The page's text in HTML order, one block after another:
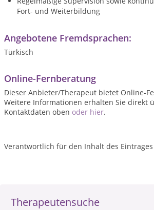
Therapeutensuche
Fort- und Weiterbildung
Angebotene Fremdsprachen:
Türkisch
Online-Fernberatung
Dieser Anbieter/Therapeut bietet Online-
Weitere Informationen erhalten Sie direkt
Kontaktdaten oben oder hier.
Verantwortlich für den Inhalt des Eintrages